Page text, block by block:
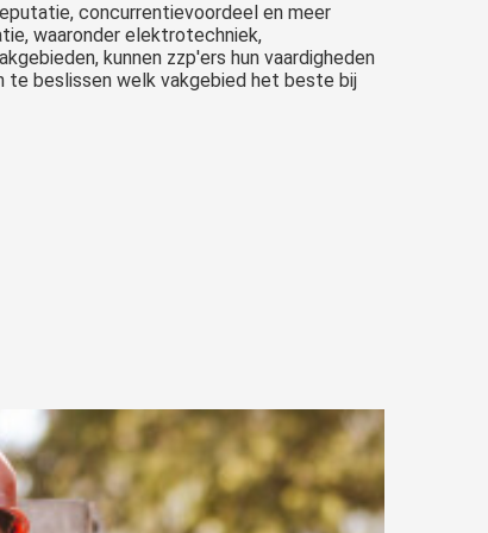
concurrentievoordeel en meer
waaronder elektrotechniek,
kunnen zzp'ers hun vaardigheden
te beslissen welk vakgebied het beste bij